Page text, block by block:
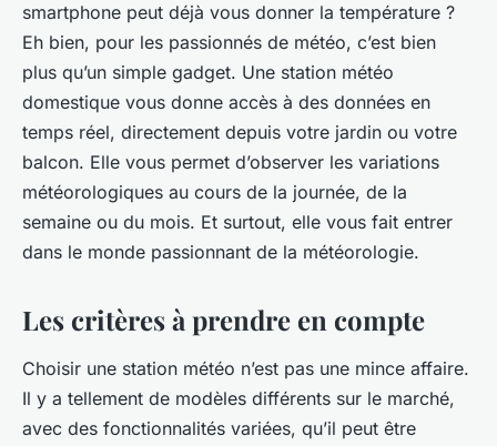
smartphone peut déjà vous donner la température ?
Eh bien, pour les passionnés de météo, c’est bien
plus qu’un simple gadget. Une station météo
domestique vous donne accès à des données en
temps réel, directement depuis votre jardin ou votre
balcon. Elle vous permet d’observer les variations
météorologiques au cours de la journée, de la
semaine ou du mois. Et surtout, elle vous fait entrer
dans le monde passionnant de la météorologie.
Les critères à prendre en compte
Choisir une station météo n’est pas une mince affaire.
Il y a tellement de modèles différents sur le marché,
avec des fonctionnalités variées, qu’il peut être